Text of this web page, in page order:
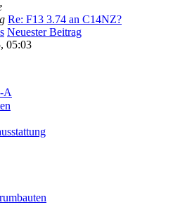
Re: F13 3.74 an C14NZ?
Neuester Beitrag
05:03
A